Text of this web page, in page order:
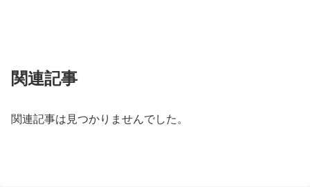
関連記事
関連記事は見つかりませんでした。